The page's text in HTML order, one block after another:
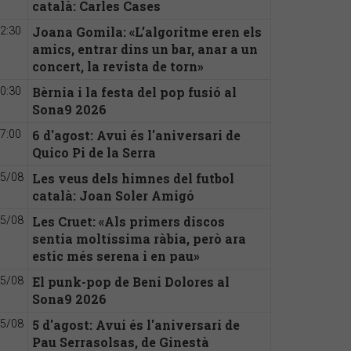
català: Carles Cases
Joana Gomila: «L’algoritme eren els
amics, entrar dins un bar, anar a un
concert, la revista de torn»
Bèrnia i la festa del pop fusió al
Sona9 2026
6 d'agost: Avui és l'aniversari de
Quico Pi de la Serra
08
Les veus dels himnes del futbol
català: Joan Soler Amigó
08
Les Cruet: «Als primers discos
sentia moltíssima ràbia, però ara
estic més serena i en pau»
08
El punk-pop de Beni Dolores al
Sona9 2026
08
5 d'agost: Avui és l'aniversari de
Pau Serrasolsas, de Ginestà